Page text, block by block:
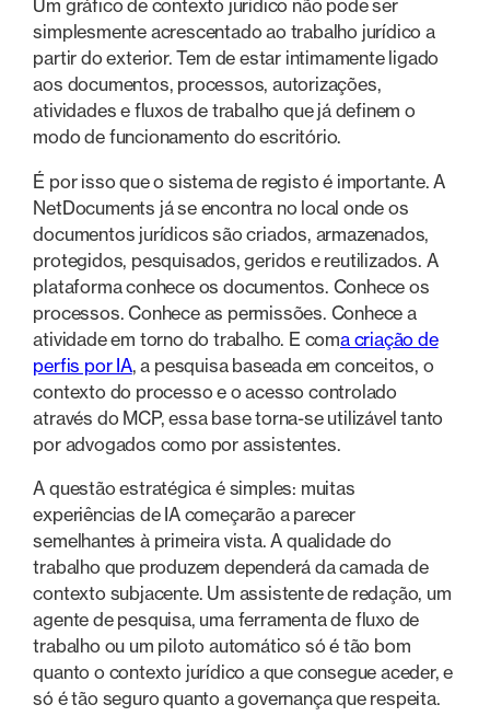
Um gráfico de contexto jurídico não pode ser
simplesmente acrescentado ao trabalho jurídico a
partir do exterior. Tem de estar intimamente ligado
aos documentos, processos, autorizações,
atividades e fluxos de trabalho que já definem o
modo de funcionamento do escritório.
É por isso que o sistema de registo é importante. A
NetDocuments já se encontra no local onde os
documentos jurídicos são criados, armazenados,
protegidos, pesquisados, geridos e reutilizados. A
plataforma conhece os documentos. Conhece os
processos. Conhece as permissões. Conhece a
atividade em torno do trabalho. E coma criação de
perfis por IA, a pesquisa baseada em conceitos, o
contexto do processo e o acesso controlado
através do MCP, essa base torna-se utilizável tanto
por advogados como por assistentes.
A questão estratégica é simples: muitas
experiências de IA começarão a parecer
semelhantes à primeira vista. A qualidade do
trabalho que produzem dependerá da camada de
contexto subjacente. Um assistente de redação, um
agente de pesquisa, uma ferramenta de fluxo de
trabalho ou um piloto automático só é tão bom
quanto o contexto jurídico a que consegue aceder, e
só é tão seguro quanto a governança que respeita.